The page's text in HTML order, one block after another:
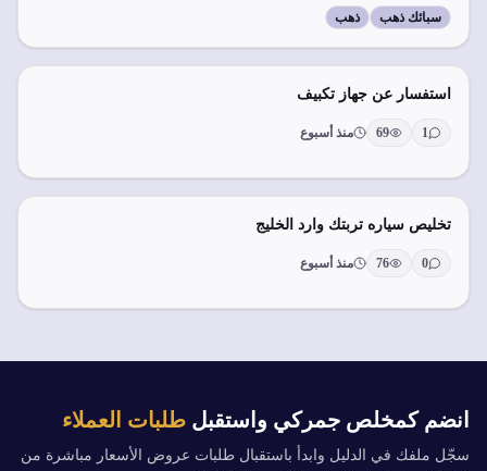
سبائك ذهب ذهب
استفسار عن جهاز تكبيف
1
69 منذ أسبوع
تخليص سياره تربتك وارد الخليج
0
76 منذ أسبوع
انضم كمخلص جمركي واستقبل طلبات العملاء
سجّل ملفك في الدليل وابدأ باستقبال طلبات عروض الأسعار مباشرة من